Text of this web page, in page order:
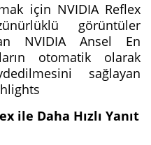
için NVIDIA Reflex
görüntüler
NVIDIA Ansel En
otomatik olarak
sağlayan
ile Daha Hızlı Yanıt